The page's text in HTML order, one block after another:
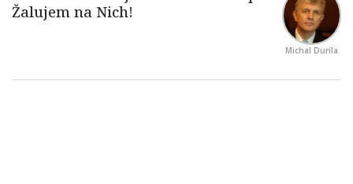
Michal Durila